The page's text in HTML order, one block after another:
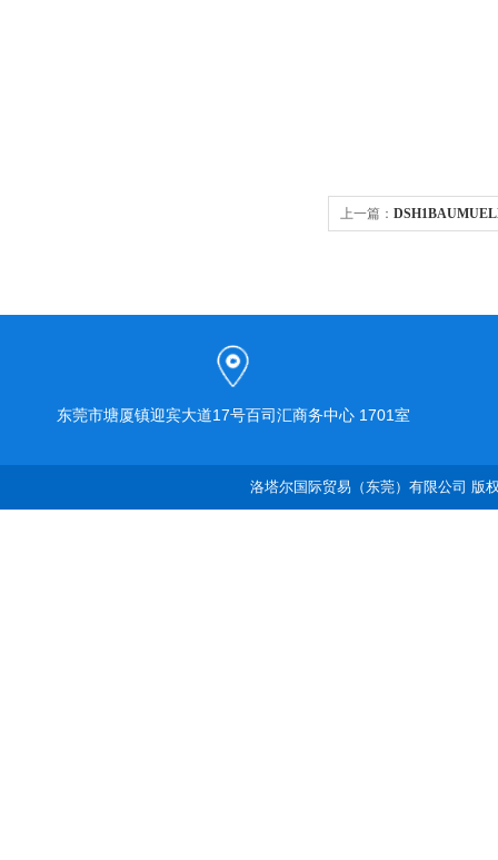
上一篇：
东莞市塘厦镇迎宾大道17号百司汇商务中心 1701室
洛塔尔国际贸易（东莞）有限公司 版